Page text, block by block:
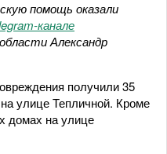
помощь оказали
канале
Александр
получили 35
улице Тепличной. Кроме
домах на улице